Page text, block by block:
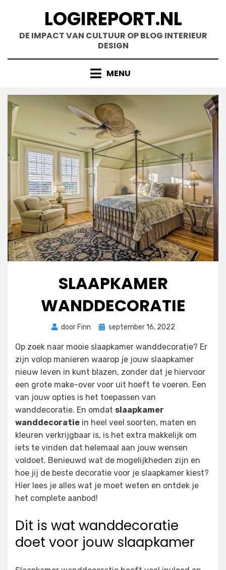
inhoud
LOGIREPORT.NL
DE IMPACT VAN CULTUUR OP BLOG INTERIEUR
DESIGN
MENU
SLAAPKAMER
WANDDECORATIE
door Finn
Geplaatst
september 16, 2022
Op zoek naar mooie slaapkamer wanddecoratie? Er
zijn volop manieren waarop je jouw slaapkamer
nieuw leven in kunt blazen, zonder dat je hiervoor
een grote make-over voor uit hoeft te voeren. Een
van jouw opties is het toepassen van
wanddecoratie. En omdat slaapkamer
wanddecoratie in heel veel soorten, maten en
kleuren verkrijgbaar is, is het extra makkelijk om
iets te vinden dat helemaal aan jouw wensen
voldoet. Benieuwd wat de mogelijkheden zijn en
hoe jij de beste decoratie voor je slaapkamer kiest?
Hier lees je alles wat je moet weten en ontdek je
het complete aanbod!
Dit is wat wanddecoratie
doet voor jouw slaapkamer